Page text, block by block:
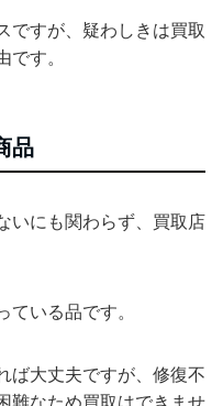
ですが、疑わしきは買取
す。
品
いにも関わらず、買取店
いる品です。
ば大丈夫ですが、修復不